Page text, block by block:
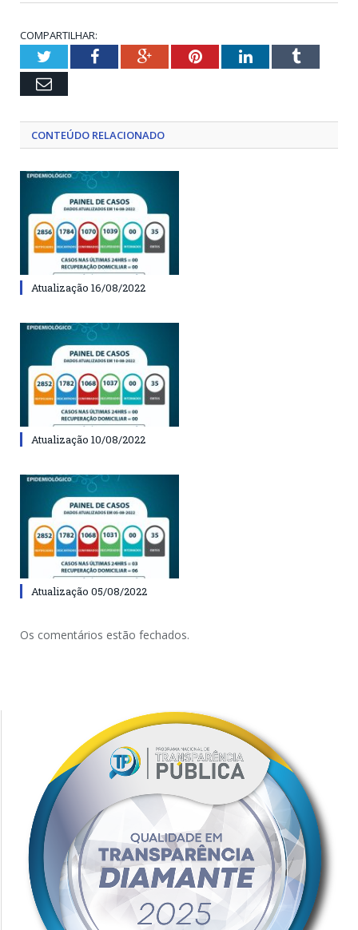
COMPARTILHAR:
TwitterFacebookGoogle+PinterestLinkedInTumblr
Email
CONTEÚDO RELACIONADO
Atualização 16/08/2022
Atualização 10/08/2022
Atualização 05/08/2022
Os comentários estão fechados.